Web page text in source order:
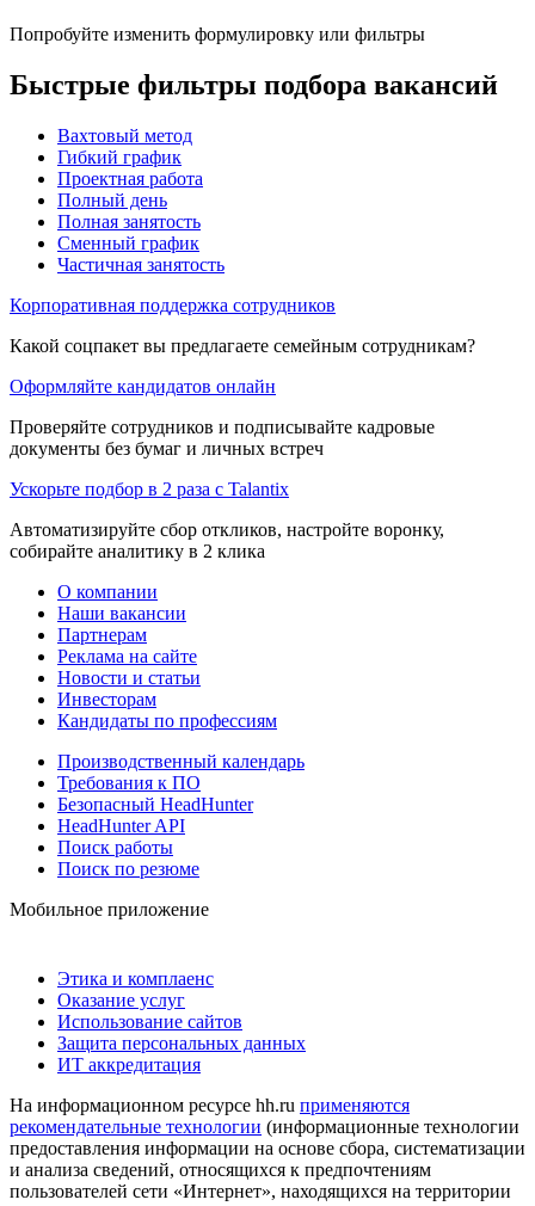
Попробуйте изменить формулировку или фильтры
Быстрые фильтры подбора вакансий
Вахтовый метод
Гибкий график
Проектная работа
Полный день
Полная занятость
Сменный график
Частичная занятость
Корпоративная поддержка сотрудников
Какой соцпакет вы предлагаете семейным сотрудникам?
Оформляйте кандидатов онлайн
Проверяйте сотрудников и подписывайте кадровые
документы без бумаг и личных встреч
Ускорьте подбор в 2 раза с Talantix
Автоматизируйте сбор откликов, настройте воронку,
собирайте аналитику в 2 клика
О компании
Наши вакансии
Партнерам
Реклама на сайте
Новости и статьи
Инвесторам
Кандидаты по профессиям
Производственный календарь
Требования к ПО
Безопасный HeadHunter
HeadHunter API
Поиск работы
Поиск по резюме
Мобильное приложение
Этика и комплаенс
Оказание услуг
Использование сайтов
Защита персональных данных
ИТ аккредитация
На информационном ресурсе hh.ru применяются
рекомендательные технологии (информационные технологии
предоставления информации на основе сбора, систематизации
и анализа сведений, относящихся к предпочтениям
пользователей сети «Интернет», находящихся на территории